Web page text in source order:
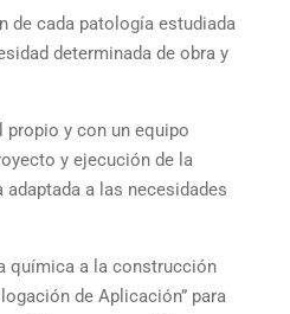
de cada patología estudiada
determinada de obra y
propio y con un equipo
y ejecución de la
a las necesidades
química a la construcción
de Aplicación” para